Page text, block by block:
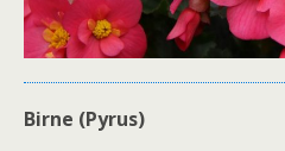
Birne (Pyrus)